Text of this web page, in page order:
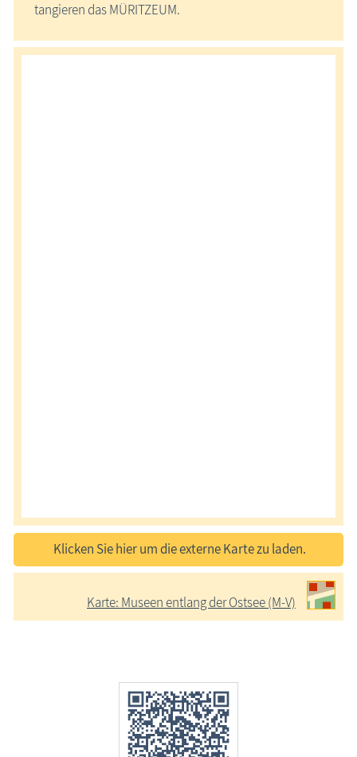
tangieren das MÜRITZEUM.
Klicken Sie hier um die externe Karte zu laden.
Karte: Museen entlang der Ostsee (M-V)